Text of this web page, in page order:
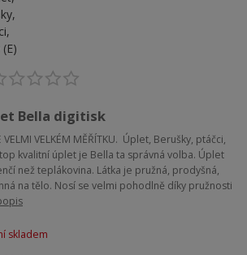
Bella digitisk
VELMI VELKÉM MĚŘÍTKU. Úplet, Berušky, ptáčci,
kvalitní úplet je Bella ta správná volba. Úplet
než teplákovina. Látka je pružná, prodyšná,
na tělo. Nosí se velmi pohodlně díky pružnosti
skladem